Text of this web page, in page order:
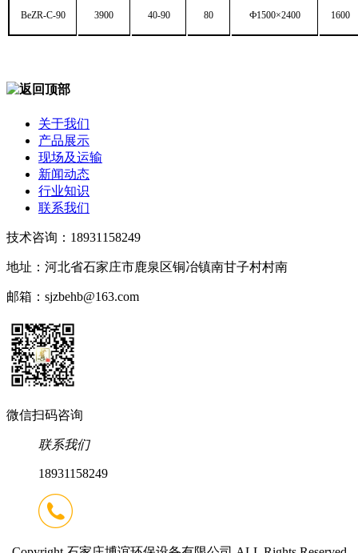
BeZR-C-90 3900 40-90 80 Ф1500×2400 1600
关于我们
产品展示
现场及运输
新闻动态
行业知识
联系我们
技术咨询：18931158249
地址：河北省石家庄市鹿泉区铜冶镇南甘子村村南
邮箱：sjzbehb@163.com
微信扫码咨询
联系我们
18931158249